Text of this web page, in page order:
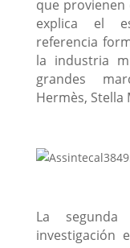
que provienen
explica el
referencia
la industria
grandes
Hermès,
La
investigación